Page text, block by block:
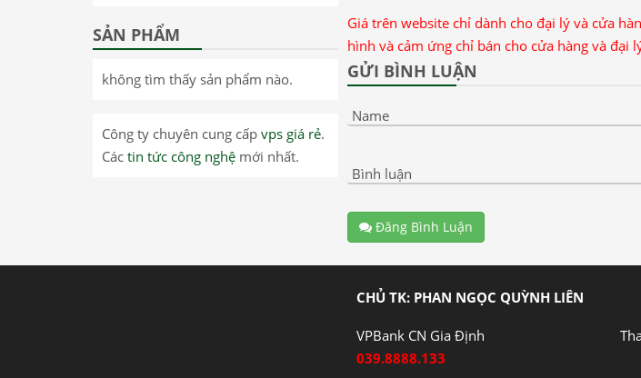
Giá trên website chỉ dành cho đại lý và cửa
hình và cảm ứng chỉ bán cho cửa hàng và đại
GỬI BÌNH LUẬN
Name
Bình luận
Đăng Bình Luận
SẢN PHẨM
không tìm thấy sản phẩm nào.
Công ty chuyên cung cấp vps giá rẻ.
Các tin tức công nghệ mới nhất.
CHỦ TK: PHAN NGỌC QUỲNH LIÊN
VPBank CN Gia Định
039.8888.133